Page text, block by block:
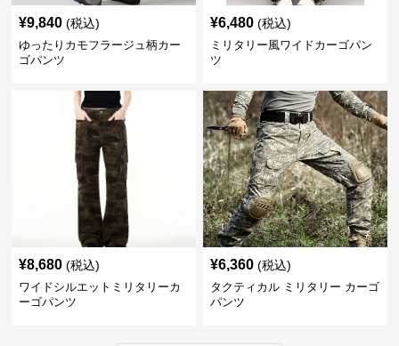
¥9,840 (税込)
ゆったりカモフラージュ柄カー
ゴパンツ
¥6,480 (税込)
ミリタリー風ワイドカーゴパン
ツ
¥8,680 (税込)
ワイドシルエットミリタリーカ
ーゴパンツ
¥6,360 (税込)
タクティカル ミリタリー カーゴ
パンツ